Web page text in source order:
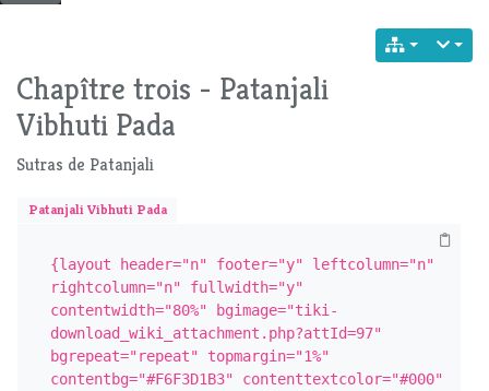
Chapître trois - Patanjali
Vibhuti Pada
Sutras de Patanjali
Patanjali Vibhuti Pada
{layout header="n" footer="y" leftcolumn="n"
rightcolumn="n" fullwidth="y"
contentwidth="80%" bgimage="tiki-
download_wiki_attachment.php?attId=97"
bgrepeat="repeat" topmargin="1%"
contentbg="#F6F3D1B3" contenttextcolor="#000"